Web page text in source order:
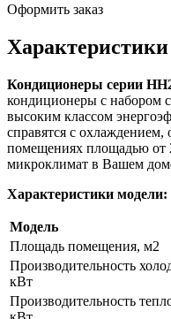
Оформить заказ
Кондиционеры серии
кондиционеры с набором
высоким классом
справятся с
помещениях площадью от
микроклимат в Вашем
Характеристики модели:
Модель
Площадь помещения, м2
Производительность
кВт
Производительность